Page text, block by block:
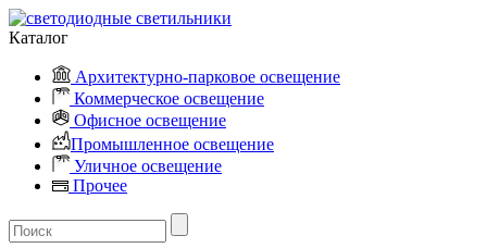
Каталог
Архитектурно-парковое освещение
Коммерческое освещение
Офисное освещение
Промышленное освещение
Уличное освещение
Прочее